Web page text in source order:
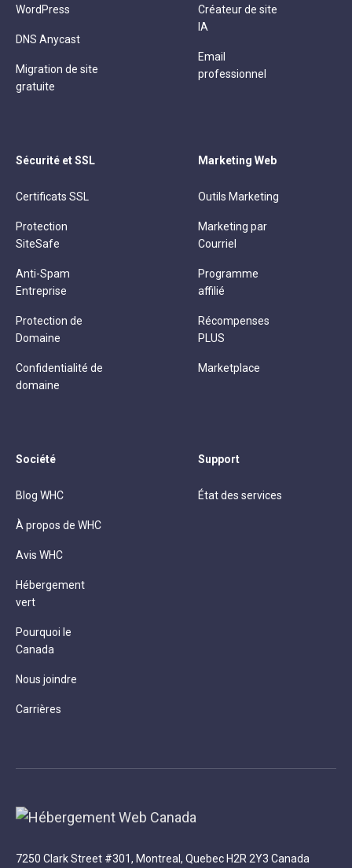
WordPress
DNS Anycast
Migration de site
gratuite
Créateur de site
IA
Email
professionnel
Sécurité et SSL
Certificats SSL
Protection
SiteSafe
Anti-Spam
Entreprise
Protection de
Domaine
Confidentialité de
domaine
Marketing Web
Outils Marketing
Marketing par
Courriel
Programme
affilié
Récompenses
PLUS
Marketplace
Société
Blog WHC
À propos de WHC
Avis WHC
Hébergement
vert
Pourquoi le
Canada
Nous joindre
Carrières
Support
État des services
7250 Clark Street #301, Montreal, Quebec H2R 2Y3 Canada